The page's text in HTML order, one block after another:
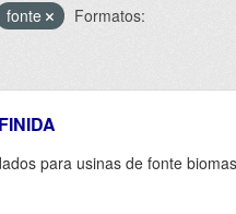
fonte
Formatos:
para usinas de fonte